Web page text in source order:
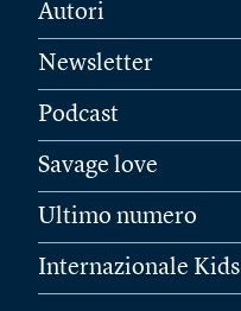
Autori
Newsletter
Podcast
Savage love
Ultimo numero
Internazionale Kids